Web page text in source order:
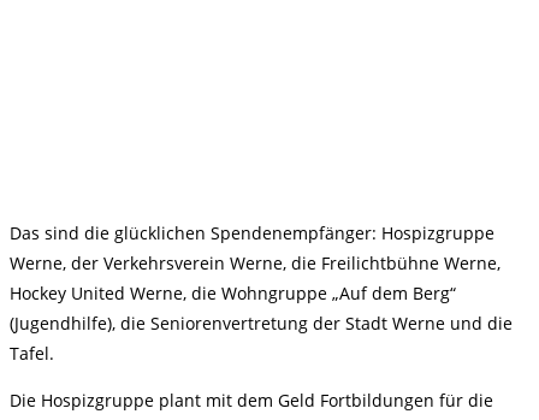
Das sind die glücklichen Spendenempfänger: Hospizgruppe
Werne, der Verkehrsverein Werne, die Freilichtbühne Werne,
Hockey United Werne, die Wohngruppe „Auf dem Berg“
(Jugendhilfe), die Seniorenvertretung der Stadt Werne und die
Tafel.
Die Hospizgruppe plant mit dem Geld Fortbildungen für die